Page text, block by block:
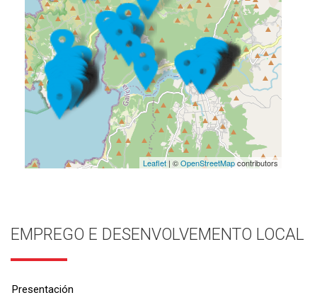
Leaflet| ©OpenStreetMapcontributors
EMPREGO E DESENVOLVEMENTO LOCAL
Presentación